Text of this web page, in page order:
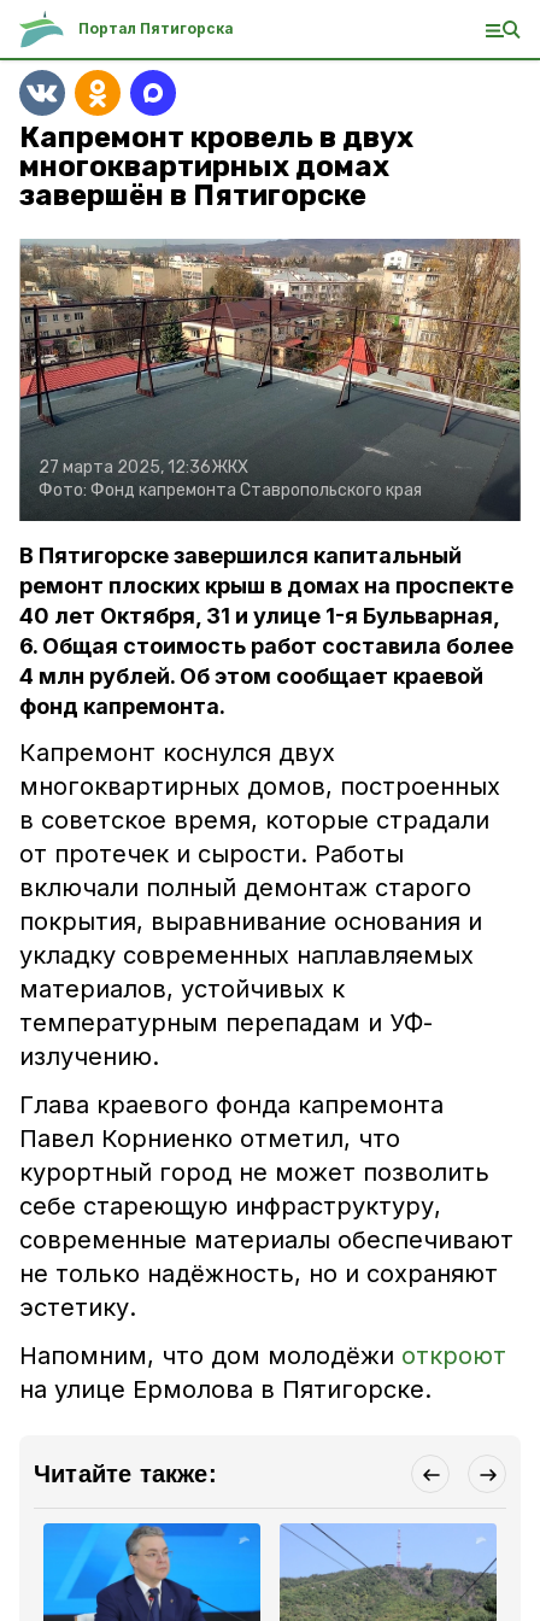
Портал Пятигорска
Капремонт кровель в двух
многоквартирных домах
завершён в Пятигорске
27 марта 2025, 12:36ЖКХ
Фото: Фонд капремонта Ставропольского края
В Пятигорске завершился капитальный
ремонт плоских крыш в домах на проспекте
40 лет Октября, 31 и улице 1-я Бульварная,
6. Общая стоимость работ составила более
4 млн рублей. Об этом сообщает краевой
фонд капремонта.
Капремонт коснулся двух
многоквартирных домов, построенных
в советское время, которые страдали
от протечек и сырости. Работы
включали полный демонтаж старого
покрытия, выравнивание основания и
укладку современных наплавляемых
материалов, устойчивых к
температурным перепадам и УФ-
излучению.
Глава краевого фонда капремонта
Павел Корниенко отметил, что
курортный город не может позволить
себе стареющую инфраструктуру,
современные материалы обеспечивают
не только надёжность, но и сохраняют
эстетику.
Напомним, что дом молодёжи откроют
на улице Ермолова в Пятигорске.
Читайте также: